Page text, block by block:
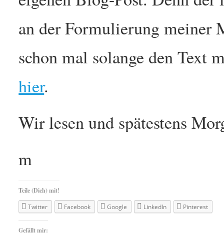
an der Formulierung
schon mal solange den Text
hier.
Wir lesen und spätestens
m
Teile (Dich) mit!
Twitter
Facebook Google LinkedIn Pinterest
Gefällt mir: